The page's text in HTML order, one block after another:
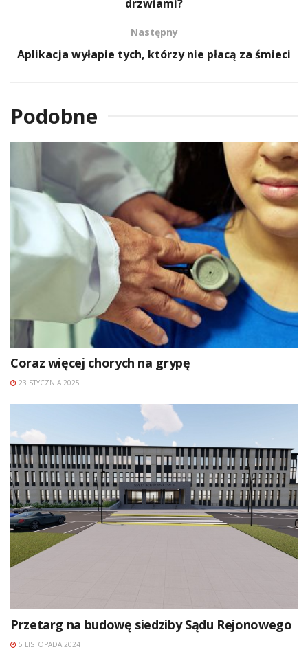
drzwiami?
Następny
Aplikacja wyłapie tych, którzy nie płacą za śmieci
Podobne
Coraz więcej chorych na grypę
23 STYCZNIA 2025
Przetarg na budowę siedziby Sądu Rejonowego
5 LISTOPADA 2024